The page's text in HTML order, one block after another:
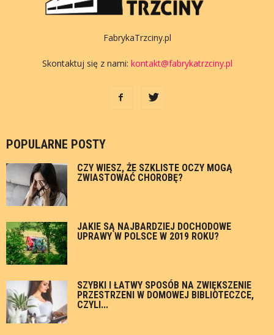
FabrykaTrzciny.pl
Skontaktuj się z nami: kontakt@fabrykatrzciny.pl
POPULARNE POSTY
CZY WIESZ, ŻE SZKLISTE OCZY MOGĄ
ZWIASTOWAĆ CHOROBĘ?
JAKIE SĄ NAJBARDZIEJ DOCHODOWE
UPRAWY W POLSCE W 2019 ROKU?
SZYBKI I ŁATWY SPOSÓB NA ZWIĘKSZENIE
PRZESTRZENI W DOMOWEJ BIBLIOTECZCE,
CZYLI...